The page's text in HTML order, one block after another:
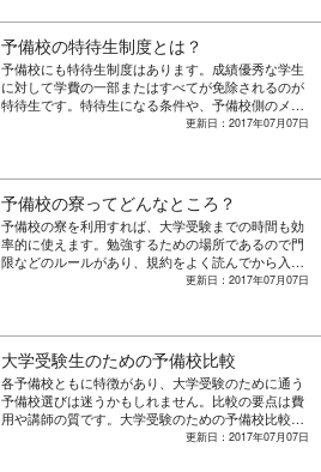
予備校の特待生制度とは？
予備校にも特待生制度はあります。成績優秀な学生
に対して学費の一部またはすべてが免除されるのが
特待生です。特待生になる条件や、予備校側のメリ
ットなど、予備校の特待生について解説します。
更新日：2017年07月07日
予備校の寮ってどんなところ？
予備校の寮を利用すれば、大学受験までの時間も効
率的に使えます。勉強するための場所であるので門
限などのルールがあり、規約をよく読んでから入寮
するかどうかを判断することが大切です。予備校の
更新日：2017年07月07日
大学受験生のための予備校比較
各予備校ともに特徴があり、大学受験のために通う
予備校選びは迷うかもしれません。比較の要点は費
用や講師の質です。大学受験のための予備校比較の
ポイントを詳しく説明します。更新日：2017年07月07日